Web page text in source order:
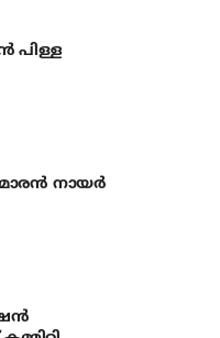
പിള്ള
നായര്‍